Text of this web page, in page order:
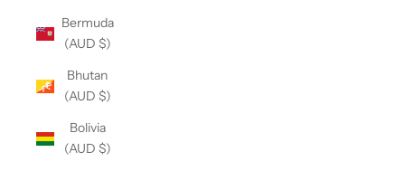
Bermuda
(AUD $)
Bhutan
(AUD $)
Bolivia
(AUD $)